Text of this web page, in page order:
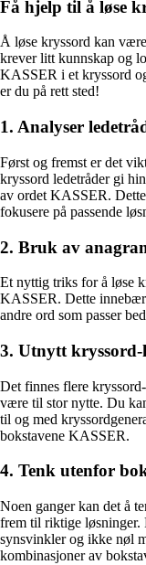
Få hjelp til å løse
Å løse kryssord kan
krever litt kunnskap og
KASSER i et kryssord
er du på rett sted!
1. Analyser
Først og fremst er det
kryssord ledetråder gi
av ordet KASSER.
fokusere på passende
2. Bruk av
Et nyttig triks for å løse
KASSER. Dette
andre ord som passer
3. Utnytt
Det finnes flere
være til stor nytte. Du
til og med
bokstavene KASSER.
4. Tenk utenfor
Noen ganger kan det å
frem til riktige løsninger.
synsvinkler og ikke nøl
kombinasjoner av